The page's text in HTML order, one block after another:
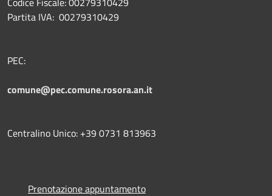
Partita IVA: 00279310429
PEC:
comune@pec.comune.rosora.an.it
Centralino Unico: +39 0731 813963
Prenotazione appuntamento